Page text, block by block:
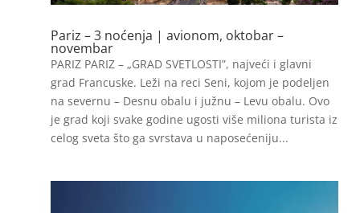
Pariz – 3 noćenja | avionom, oktobar –
novembar
PARIZ PARIZ – „GRAD SVETLOSTI”, najveći i glavni
grad Francuske. Leži na reci Seni, kojom je podeljen
na severnu – Desnu obalu i južnu – Levu obalu. Ovo
je grad koji svake godine ugosti više miliona turista iz
celog sveta što ga svrstava u naposećeniju...